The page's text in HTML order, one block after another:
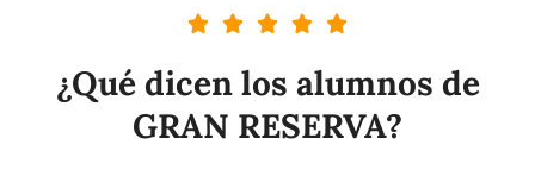
¿Qué dicen los alumnos de
GRAN RESERVA?